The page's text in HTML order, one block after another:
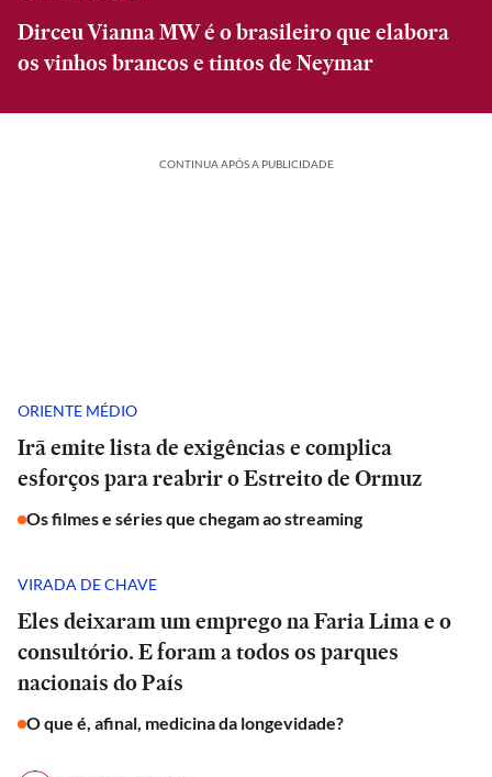
Dirceu Vianna MW é o brasileiro que elabora
os vinhos brancos e tintos de Neymar
CONTINUA APÓS A PUBLICIDADE
ORIENTE MÉDIO
Irã emite lista de exigências e complica
esforços para reabrir o Estreito de Ormuz
Os filmes e séries que chegam ao streaming
VIRADA DE CHAVE
Eles deixaram um emprego na Faria Lima e o
consultório. E foram a todos os parques
nacionais do País
O que é, afinal, medicina da longevidade?